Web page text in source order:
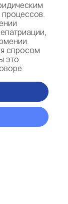
спросом
это
и